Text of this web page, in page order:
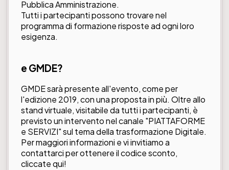
Pubblica Amministrazione.
Tutti i partecipanti possono trovare nel
programma di formazionerisposte ad ogni loro
esigenza.
e GMDE?
GMDE sarà presente all'evento, come per
l'edizione 2019, con una proposta in più. Oltre allo
stand virtuale, visitabile da tutti i partecipanti, è
previsto un intervento nel canale "PIATTAFORME
e SERVIZI" sul tema della trasformazione Digitale.
Per maggiori informazioni e vi invitiamo a
contattarci per ottenere il codice sconto,
cliccate qui!